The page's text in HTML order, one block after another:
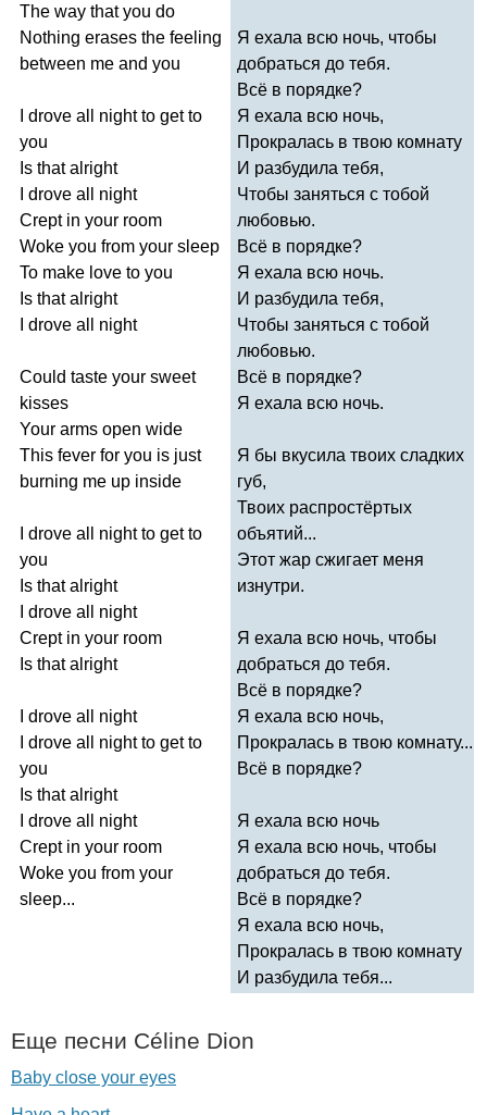
The way that you do
Nothing erases the feeling
between me and you
drove all night to get to
you
Is that alright
drove all
night
Crept in your room
Woke you from your sleep
To make love to you
Is that alright
drove all night
Could taste your sweet
kisses
Your arms open wide
This fever for you is just
burning me up inside
drove all night to get to
you
Is that alright
drove all
night
Crept in your room
Is that alright
drove all
night
drove all night to get to
you
Is that alright
drove all
night
Crept in your room
Woke you from your
sleep...
Я ехала всю ночь, чтобы
добраться до тебя.
Всё в порядке?
Я ехала всю ночь,
Прокралась в твою комнату
И разбудила тебя,
Чтобы заняться с тобой
любовью.
Всё в порядке?
Я ехала всю ночь.
И разбудила тебя,
Чтобы заняться с тобой
любовью.
Всё в порядке?
Я ехала всю ночь.
Я бы вкусила твоих сладких
губ,
Твоих распростёртых
объятий...
Этот жар сжигает меня
изнутри.
Я ехала всю ночь, чтобы
добраться до тебя.
Всё в порядке?
Я ехала всю ночь,
Прокралась в твою комнату...
Всё в порядке?
Я ехала всю ночь
Я ехала всю ночь, чтобы
добраться до тебя.
Всё в порядке?
Я ехала всю ночь,
Прокралась в твою комнату
И разбудила тебя...
Еще песни Céline Dion
Baby close your eyes